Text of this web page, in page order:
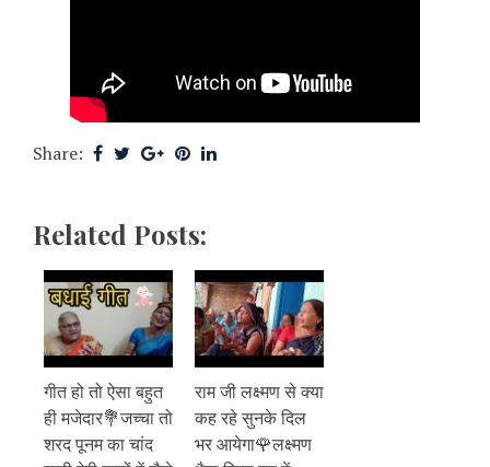
Share:
Related Posts:
गीत हो तो ऐसा बहुत
ही मजेदार💐जच्चा तो
शरद पूनम का चांद
राम जी लक्ष्मण से क्या
कह रहे सुनके दिल
भर आयेगा🌹लक्ष्मण